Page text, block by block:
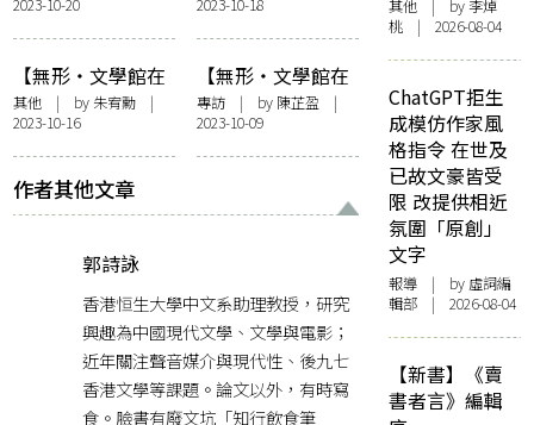
後呢?------我看澳
門文學館
2023-10-20 圖書館．橙子貓
2023-10-18
【無形・文學館在
他方】寫字人視角
的文學策展：臺灣
文學館及其他文學
館舍
其他 | by 朱宥勳 |
2023-10-16
【無形・文學館在
他方】文學建館，
錢從何來？探討香
港文化資源政策現
專訪| by 陳芷盈 |
2023-10-09
作者其他文章
郭詩詠
香港恒生大學中文系助理教授，研究
興趣為中國現代文學、文學與電影；
近年關注聲音媒介與現代性、後九七
香港文學等課題。論文以外，有時寫
食。臉書有廢文坑「知行飲食筆
其他 | by 李焯
桃 | 2026-08-04
ChatGPT拒生
成模仿作家風
格指令 在世及
已故文豪皆受
限 改提供相近
氛圍「原創」
文字
報導 | by 虛詞編
輯部 | 2026-08-04
【新書】《賣
書者言》編輯